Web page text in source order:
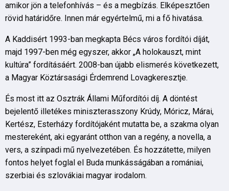
amikor jön a telefonhívás – és a megbízás. Elképesztően
rövid határidőre. Innen már egyértelmű, mi a fő hivatása.
A Kaddisért 1993-ban megkapta Bécs város fordítói díját,
majd 1997-ben még egyszer, akkor „A holokauszt, mint
kultúra” fordításáért. 2008-ban újabb elismerés következett,
a Magyar Köztársasági Érdemrend Lovagkeresztje.
És most itt az Osztrák Állami Műfordítói díj. A döntést
bejelentő illetékes miniszterasszony Krúdy, Móricz, Márai,
Kertész, Esterházy fordítójaként mutatta be, a szakma olyan
mestereként, aki egyaránt otthon van a regény, a novella, a
vers, a színpadi mű nyelvezetében. És hozzátette, milyen
fontos helyet foglal el Buda munkásságában a romániai,
szerbiai és szlovákiai magyar irodalom.